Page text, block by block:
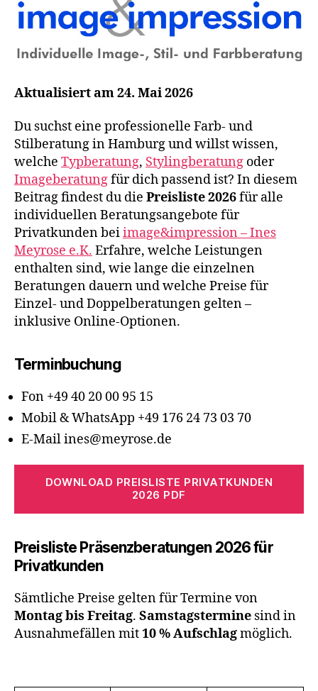
Aktualisiert am 24. Mai 2026
Du suchst eine professionelle Farb- und
Stilberatung in Hamburg und willst wissen,
welche Typberatung, Stylingberatung oder
Imageberatungfür dich passend ist? In diesem
Beitrag findest du die Preisliste 2026für alle
individuellen Beratungsangebote für
Privatkunden beiimage&impression – Ines
Meyrose e.K. Erfahre, welche Leistungen
enthalten sind, wie lange die einzelnen
Beratungen dauern und welche Preise für
Einzel- und Doppelberatungen gelten –
inklusive Online-Optionen.
Terminbuchung
Fon +49 40 20 00 95 15
Mobil & WhatsApp +49 176 24 73 03 70
E-Mail ines@meyrose.de
DOWNLOAD PREISLISTE PRIVATKUNDEN
2026 PDF
Preisliste Präsenzberatungen 2026 für
Privatkunden
Sämtliche Preise gelten für Termine von
Montag bis Freitag. Samstagstermine sind in
Ausnahmefällen mit10 % Aufschlagmöglich.